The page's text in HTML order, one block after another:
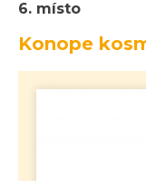
6. místo
Konope